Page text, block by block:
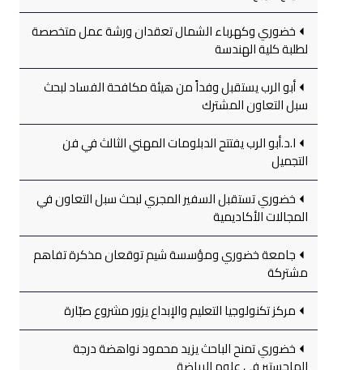
خضوري وكهرباء الشمال تعقدان ورشة عمل متخصصة
لطلبة كلية الهندسة
أبو الرب يستقبل وفداً من هيئة مكافحة الفساد لبحث
سبل التعاون المشترك
ا.د.أبو الرب يفتتح الدبلومات المهني الثالث في فن
التجميل
خضوري تستقبل السفير المجري لبحث سبل التعاون في
المجالات الأكاديمية
جامعة خضوري ومؤسسة شيم توقعان مذكرة تفاهم
مشتركة
مركز تكنولوجيا التعليم والإبداع يزور مشروع صبّارة
خضوري تمنح الباحث يزيد محمود نواهضة درجة